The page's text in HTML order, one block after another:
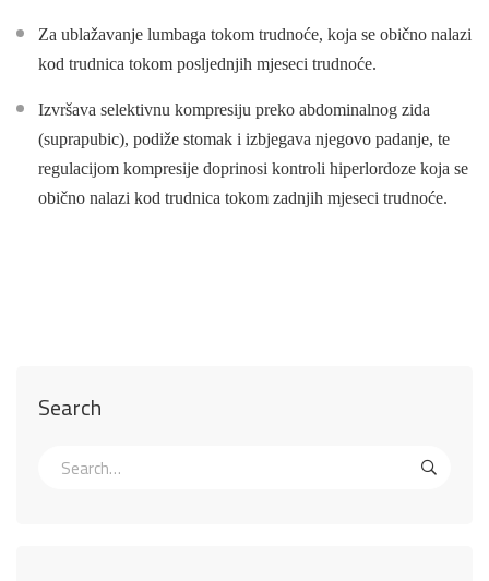
Search
Za ublažavanje lumbaga tokom trudnoće, koja se obično nalazi
kod trudnica tokom posljednjih mjeseci trudnoće.
Izvršava selektivnu kompresiju preko abdominalnog zida
(suprapubic), podiže stomak i izbjegava njegovo padanje, te
regulacijom kompresije doprinosi kontroli hiperlordoze koja se
obično nalazi kod trudnica tokom zadnjih mjeseci trudnoće.